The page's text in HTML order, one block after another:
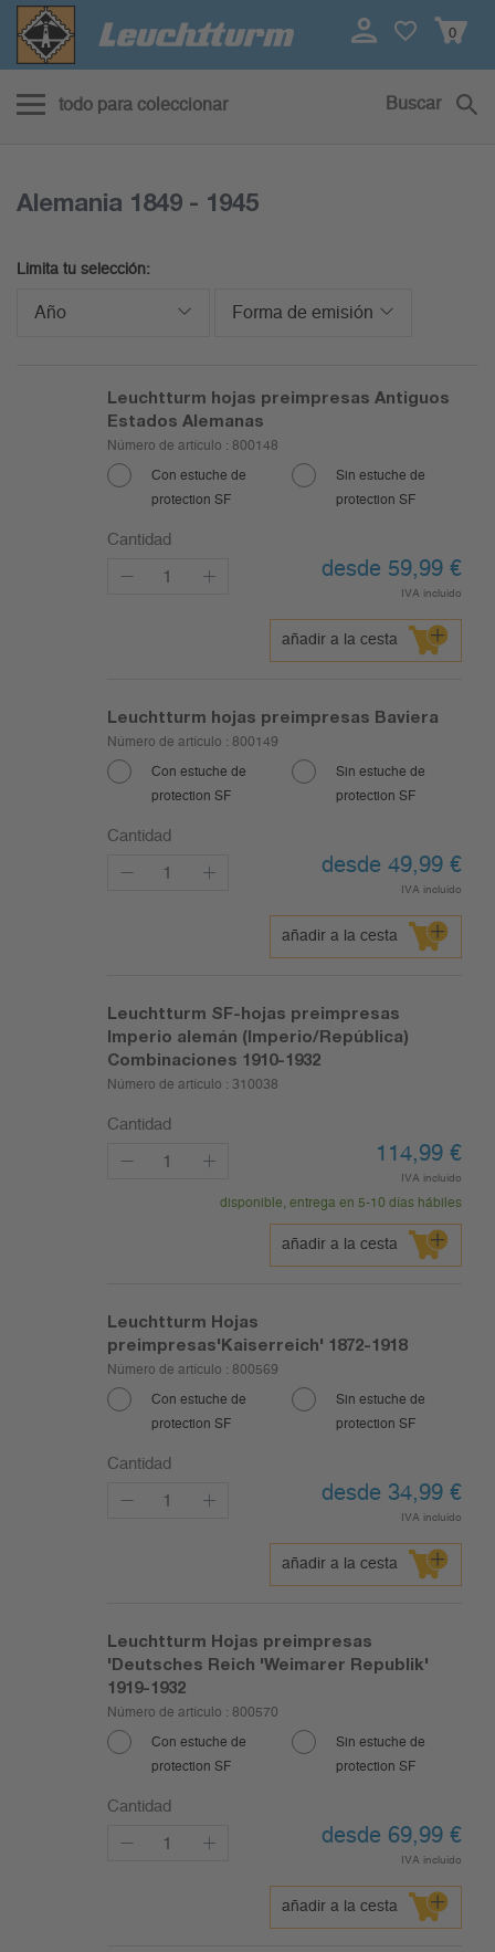
0
todo para coleccionar Buscar
Alemania 1849 - 1945
Limita tu selección:
Año Forma de emisión
Leuchtturm hojas preimpresas Antiguos
Estados Alemanas
Número de artículo : 800148
Con estuche de
protection SF
Sin estuche de
protection SF
Cantidad
desde 59,99 €
IVA incluido
añadir a la cesta
Leuchtturm hojas preimpresas Baviera
Número de artículo : 800149
Con estuche de
protection SF
Sin estuche de
protection SF
Cantidad
desde 49,99 €
IVA incluido
añadir a la cesta
Leuchtturm SF-hojas preimpresas
Imperio alemán (Imperio/República)
Combinaciones 1910-1932
Número de artículo : 310038
Cantidad
114,99 €
IVA incluido
disponible, entrega en 5-10 días hábiles
añadir a la cesta
Leuchtturm Hojas
preimpresas'Kaiserreich' 1872-1918
Número de artículo : 800569
Con estuche de
protection SF
Sin estuche de
protection SF
Cantidad
desde 34,99 €
IVA incluido
añadir a la cesta
Leuchtturm Hojas preimpresas
'Deutsches Reich 'Weimarer Republik'
1919-1932
Número de artículo : 800570
Con estuche de
protection SF
Sin estuche de
protection SF
Cantidad
desde 69,99 €
IVA incluido
añadir a la cesta